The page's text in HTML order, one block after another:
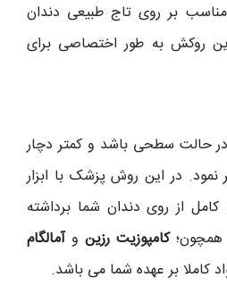
بر روی تاج طبیعی دندان
روکش به طور اختصاصی برای
حالت سطحی باشد و کمتر دچار
در این روش پزشک با ابزار
از روی دندان شما برداشته
کامپوزیت رزین وآمالگام
کاملا بر عهده شما می باشد.